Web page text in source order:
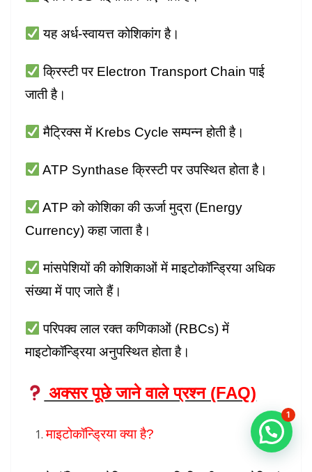
यह अर्ध-स्वायत्त कोशिकांग है।
क्रिस्टी पर Electron Transport Chain पाई
जाती है।
मैट्रिक्स में Krebs Cycle सम्पन्न होती है।
ATP Synthase क्रिस्टी पर उपस्थित होता है।
ATP को कोशिका की ऊर्जा मुद्रा (Energy
Currency) कहा जाता है।
मांसपेशियों की कोशिकाओं में माइटोकॉन्ड्रिया अधिक
संख्या में पाए जाते हैं।
परिपक्व लाल रक्त कणिकाओं (RBCs) में
माइटोकॉन्ड्रिया अनुपस्थित होता है।
अक्सर पूछे जाने वाले प्रश्न (FAQ)
माइटोकॉन्ड्रिया क्या है?
1